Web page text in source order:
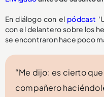
En diálogo con el pódcast
con el delantero sobre los
se encontraron hace poco
“Me dijo: es cierto
compañero